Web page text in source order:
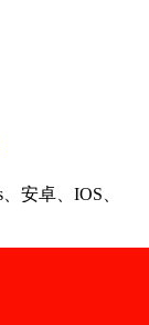
安卓、IOS、